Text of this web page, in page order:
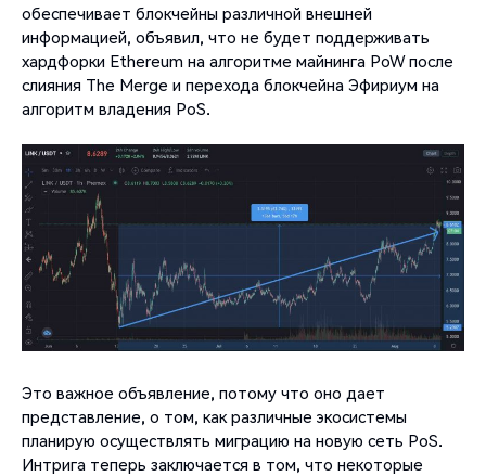
обеспечивает блокчейны различной внешней
информацией, объявил, что не будет поддерживать
хардфорки Ethereum на алгоритме майнинга PoW после
слияния The Merge и перехода блокчейна Эфириум на
алгоритм владения PoS.
Это важное объявление, потому что оно дает
представление, о том, как различные экосистемы
планирую осуществлять миграцию на новую сеть PoS.
Интрига теперь заключается в том, что некоторые